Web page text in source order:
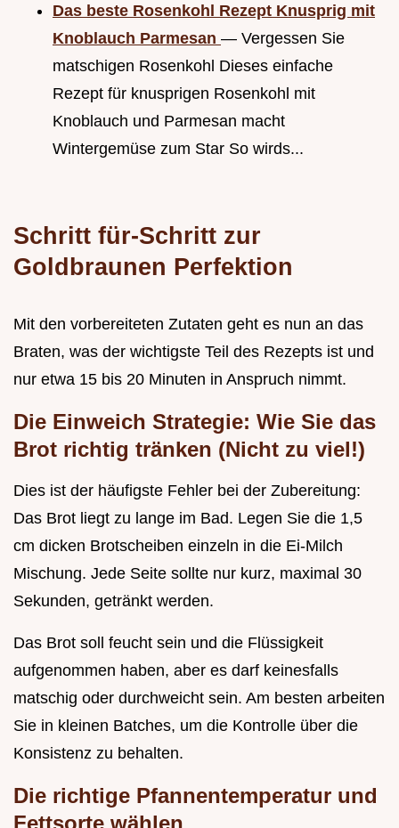
Das beste Rosenkohl Rezept Knusprig mit
Knoblauch Parmesan — Vergessen Sie
matschigen Rosenkohl Dieses einfache
Rezept für knusprigen Rosenkohl mit
Knoblauch und Parmesan macht
Wintergemüse zum Star So wirds...
Schritt für-Schritt zur
Goldbraunen Perfektion
Mit den vorbereiteten Zutaten geht es nun an das
Braten, was der wichtigste Teil des Rezepts ist und
nur etwa 15 bis 20 Minuten in Anspruch nimmt.
Die Einweich Strategie: Wie Sie das
Brot richtig tränken (Nicht zu viel!)
Dies ist der häufigste Fehler bei der Zubereitung:
Das Brot liegt zu lange im Bad. Legen Sie die 1,5
cm dicken Brotscheiben einzeln in die Ei-Milch
Mischung. Jede Seite sollte nur kurz, maximal 30
Sekunden, getränkt werden.
Das Brot soll feucht sein und die Flüssigkeit
aufgenommen haben, aber es darf keinesfalls
matschig oder durchweicht sein. Am besten arbeiten
Sie in kleinen Batches, um die Kontrolle über die
Konsistenz zu behalten.
Die richtige Pfannentemperatur und
Fettsorte wählen